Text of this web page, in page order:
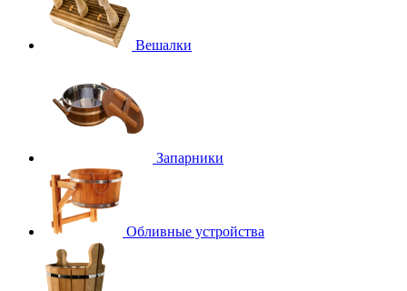
Вешалки
Запарники
Обливные устройства